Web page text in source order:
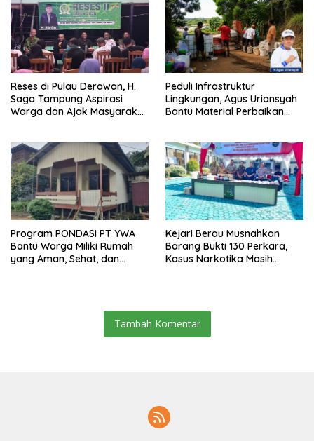
Reses di Pulau Derawan, H.
Saga Tampung Aspirasi
Warga dan Ajak Masyarakat
Peduli Infrastruktur
Lingkungan, Agus Uriansyah
Bantu Material Perbaikan
Program PONDASI PT YWA
Bantu Warga Miliki Rumah
yang Aman, Sehat, dan
Kejari Berau Musnahkan
Barang Bukti 130 Perkara,
Kasus Narkotika Masih
Tambah Komentar